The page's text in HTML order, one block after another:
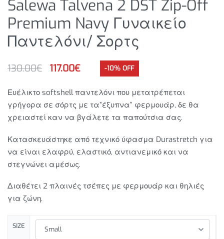
Salewa Talvena 2 DST Zip-Off
Premium Navy Γυναικείο
Παντελόνι/ Σορτς
130.00€ 117.00€ -10% OFF
Ευέλικτο softshell παντελόνι που μετατρέπεται
γρήγορα σε σόρτς με τα”έξυπνα” φερμουάρ, δε θα
χρειαστεί καν να βγάλετε τα παπούτσια σας.
Κατασκευάστηκε από τεχνικό ύφασμα Durastretch για
να είναι ελαφρύ, ελαστικό, αντιανεμικό και να
στεγνώνει αμέσως.
Διαθέτει 2 πλαινές τσέπες με φερμουάρ και θηλιές
για ζώνη.
SIZE